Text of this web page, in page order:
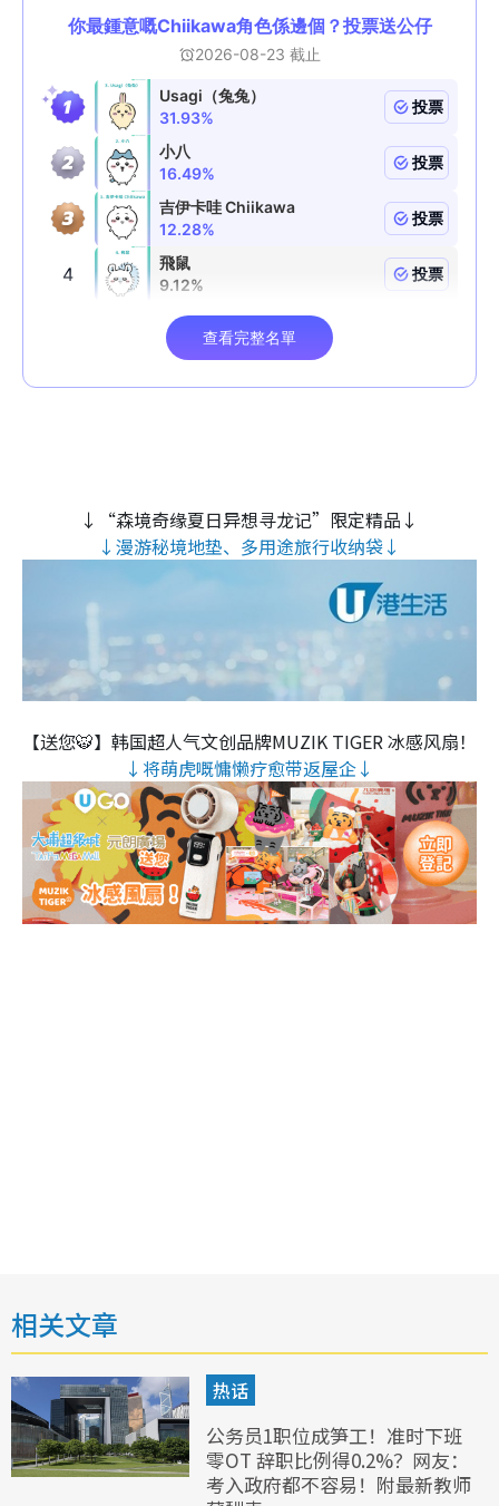
↓“森境奇缘夏日异想寻龙记”限定精品↓
↓漫游秘境地垫、多用途旅行收纳袋↓
【送您🐯】韩国超人气文创品牌MUZIK TIGER 冰感风扇！
↓将萌虎嘅慵懒疗愈带返屋企↓
相关文章
热话
公务员1职位成笋工！准时下班
零OT 辞职比例得0.2%？网友：
考入政府都不容易！附最新教师